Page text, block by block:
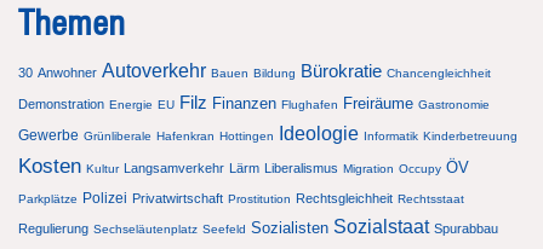
Themen
30 Anwohner Autoverkehr Bauen Bildung Bürokratie Chancengleichheit
Demonstration Energie EU Filz Finanzen Flughafen Freiräume Gastronomie
Gewerbe Grünliberale Hafenkran Hottingen Ideologie Informatik Kinderbetreuung
Kosten Kultur Langsamverkehr Lärm Liberalismus Migration Occupy ÖV
Parkplätze Polizei Privatwirtschaft Prostitution Rechtsgleichheit Rechtsstaat
Regulierung Sechseläutenplatz Seefeld Sozialisten Sozialstaat Spurabbau